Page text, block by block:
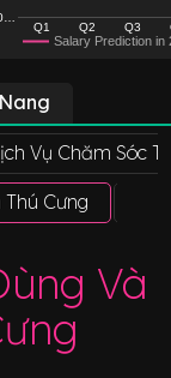
Salary Prediction in
Q1 Q2 Q3
Vụ Chăm Sóc
Cưng
Và